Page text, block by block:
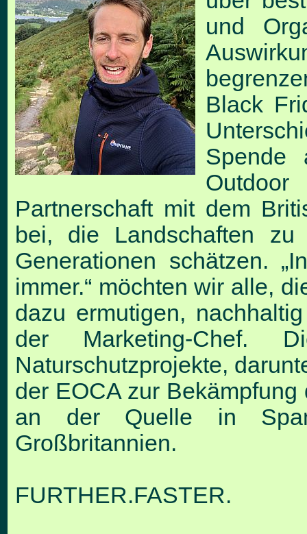
und
Black
Spende
Partnerschaft mit dem
bei, die Landschaften
Generationen schätzen.
immer.“ möchten wir alle,
dazu ermutigen,
der Marketing-
Naturschutzprojekte,
der EOCA zur
an der Quelle in
Großbritannien.
FURTHER.FASTER.